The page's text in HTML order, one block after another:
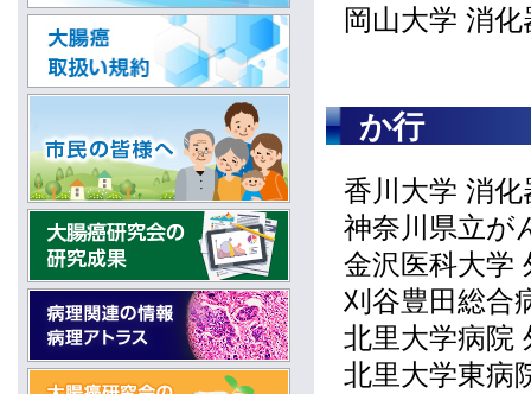
岡山大学 消
か行
香川大学 消化
神奈川県立が
金沢医科大学
刈谷豊田総合
北里大学病院
北里大学東病